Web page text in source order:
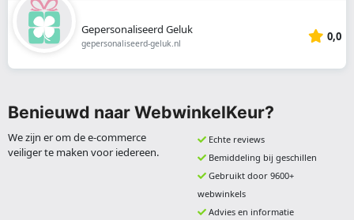
Gepersonaliseerd Geluk
gepersonaliseerd-geluk.nl 0,0
Benieuwd naar WebwinkelKeur?
We zijn er om de e-commerce
veiliger te maken voor iedereen.
Echte reviews
Bemiddeling bij geschillen
Gebruikt door 9600+
webwinkels
Advies en informatie